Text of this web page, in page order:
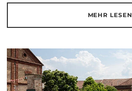
MEHR LESEN